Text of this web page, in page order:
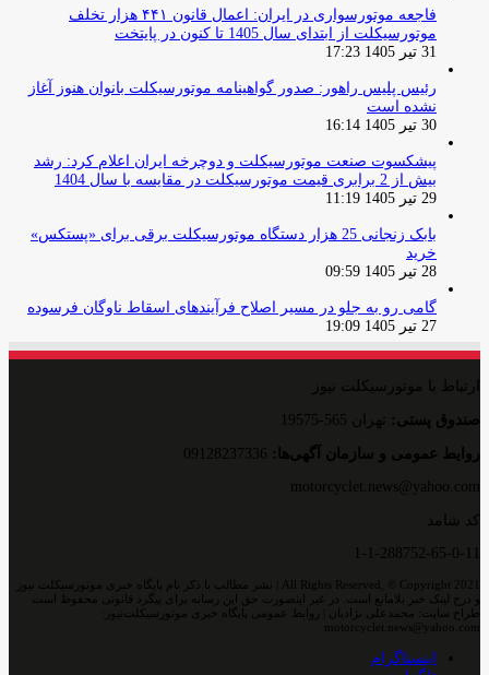
فاجعه موتورسواری در ایران: اعمال قانون ۴۴۱ هزار تخلف
موتورسیکلت از ابتدای سال 1405 تا کنون در پایتخت
31 تیر 1405 17:23
رئیس پلیس راهور: صدور گواهینامه موتورسیکلت بانوان هنوز آغاز
نشده است
30 تیر 1405 16:14
پیشکسوت صنعت موتورسیکلت و دوچرخه ایران اعلام کرد: رشد
بیش از 2 برابری قیمت موتورسیکلت در مقایسه با سال 1404
29 تیر 1405 11:19
بابک زنجانی 25 هزار دستگاه موتورسیکلت برقی برای «پستکس»
خرید
28 تیر 1405 09:59
گامی رو به جلو در مسیر اصلاح فرآیندهای اسقاط ناوگان فرسوده
27 تیر 1405 19:09
ارتباط با موتورسیکلت نیوز
صندوق پستی: تهران 565-19575
روایط عمومی و سازمان آگهی‌ها:
motorcyclet.news@yahoo.com
کد شامد
1-1-288752-65-0-11
All Rights Reserved, © Copyright 2021 | نشر مطالب با ذکر نام پایگاه خبری موتورسیکلت نیوز
و درج لینک خبر بلامانع است. در غیر اینصورت حق این رسانه برای پیگرد قانونی محفوظ است
طراح سایت: محمدعلی نژادیان | روابط عمومی پایگاه خبری موتورسیکلت‌نیوز:
motorcyclet.news@yahoo.com
اینستاگرام